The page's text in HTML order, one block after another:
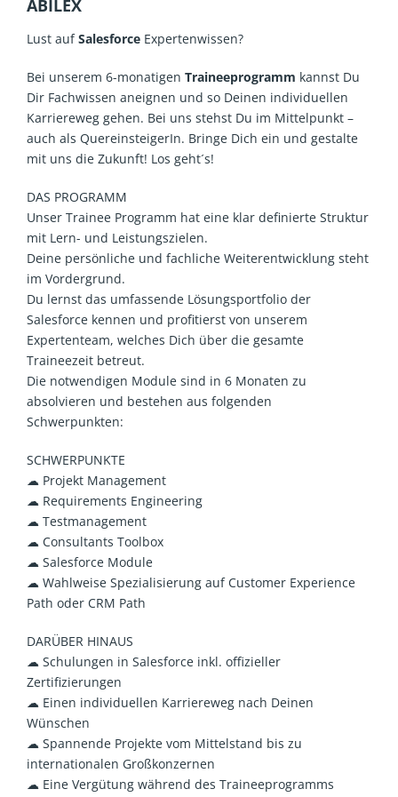
ABILEX
Lust aufSalesforceExpertenwissen?
Bei unserem 6-monatigen Traineeprogramm kannst Du
Dir Fachwissen aneignen und so Deinen individuellen
Karriereweg gehen. Bei uns stehst Du im Mittelpunkt –
auch als QuereinsteigerIn. Bringe Dich ein und gestalte
mit uns die Zukunft! Los geht´s!
DAS PROGRAMM
Unser Trainee Programm hat eine klar definierte Struktur
mit Lern- und Leistungszielen.
Deine persönliche und fachliche Weiterentwicklung steht
im Vordergrund.
Du lernst das umfassende Lösungsportfolio der
Salesforce kennen und profitierst von unserem
Expertenteam, welches Dich über die gesamte
Traineezeit betreut.
Die notwendigen Module sind in 6 Monaten zu
absolvieren und bestehen aus folgenden
Schwerpunkten:
SCHWERPUNKTE
☁ Projekt Management
☁ Requirements Engineering
☁ Testmanagement
☁ Consultants Toolbox
☁ Salesforce Module
☁ Wahlweise Spezialisierung auf Customer Experience
Path oder CRM Path
DARÜBER HINAUS
☁ Schulungen in Salesforce inkl. offizieller
Zertifizierungen
☁ Einen individuellen Karriereweg nach Deinen
Wünschen
☁ Spannende Projekte vom Mittelstand bis zu
internationalen Großkonzernen
☁ Eine Vergütung während des Traineeprogramms